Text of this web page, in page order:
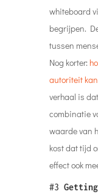
whiteboard
begrijpen.
tussen
Nog korter:
autoriteit
verhaal is
combinatie
waarde van
kost dat tijd
effect ook
#3